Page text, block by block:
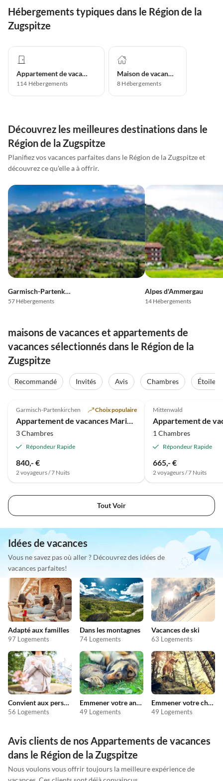
Hébergements typiques dans le Région de la
Zugspitze
Appartement de vacances
114 Hébergements
Maison de vacances
8 Hébergements
Découvrez les meilleures destinations dans le
Région de la Zugspitze
Planifiez vos vacances parfaites dans le Région de la Zugspitze et
découvrez ce qu'elle a à offrir.
Garmisch-Partenkirchen
57 Hébergements
Alpes d'Ammergau
14 Hébergements
maisons de vacances et appartements de
vacances sélectionnés dans le Région de la
Zugspitze
Recommandé Invités Avis Chambres Étoiles
Meilleure
Garmisch-Partenkirchen Choix populaire
3 Chambres
Répondeur Rapide
840,- €
2 voyageurs / 7 Nuits
Mittenwald
1 Chambres
Répondeur Rapide
665,- €
2 voyageurs / 7 Nuits
Tout Voir
Idées de vacances
Vous ne savez pas où aller ? Découvrez des idées de
vacances parfaites!
Adapté aux familles
97 Logements
Dans les montagnes
74 Logements
Vacances de ski
63 Logements
Convient aux personnes allergiques
56 Logements
Emmener votre animal en vacances
49 Logements
Emmener votre chien en vacances
49 Logements
Avis clients de nos Appartements de vacances
dans le Région de la Zugspitze
Nous voulons vous offrir toujours la meilleure expérience de